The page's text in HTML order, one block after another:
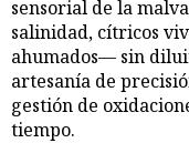
sensorial de la
salinidad, cítricos
ahumados— sin
artesanía de
gestión de
tiempo.